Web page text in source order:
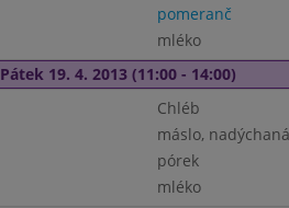
pomeranč
mléko
Pátek 19. 4. 2013 (11:00 - 14:00)
Chléb
máslo,
pórek
mléko